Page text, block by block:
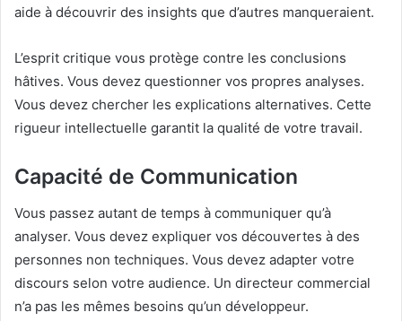
aide à découvrir des insights que d’autres manqueraient.
L’esprit critique vous protège contre les conclusions
hâtives. Vous devez questionner vos propres analyses.
Vous devez chercher les explications alternatives. Cette
rigueur intellectuelle garantit la qualité de votre travail.
Capacité de Communication
Vous passez autant de temps à communiquer qu’à
analyser. Vous devez expliquer vos découvertes à des
personnes non techniques. Vous devez adapter votre
discours selon votre audience. Un directeur commercial
n’a pas les mêmes besoins qu’un développeur.